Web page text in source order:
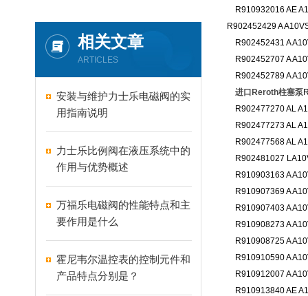
相关文章
ARTICLES
安装与维护力士乐电磁阀的实
用指南说明
力士乐比例阀在液压系统中的
作用与优势概述
万福乐电磁阀的性能特点和主
要作用是什么
霍尼韦尔温控表的控制元件和
产品特点分别是？
R910932016 AE
R902452429 A
R902452431 A
R902452707 A
R902452789 A
进口Reroth柱塞泵
R902477270 AL
R902477273 AL
R902477568 AL
R902481027
R910903163 A
R910907369 A
R910907403 A
R910908273 A
R910908725 A
R910910590 A
R910912007 A
R910913840 AE